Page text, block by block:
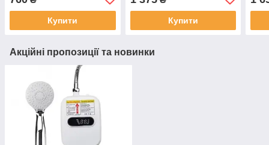
набором біт у кейсі Дет
Купити Купити
Акційні пропозиції та новинки